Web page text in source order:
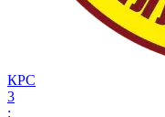
КРС
3
: